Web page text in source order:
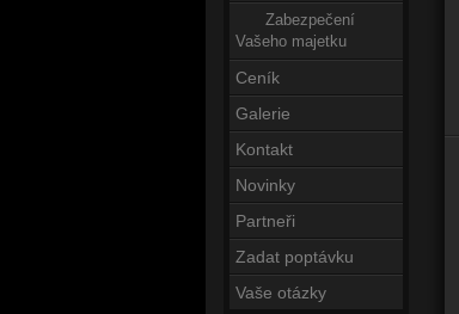
Zabezpečení
Vašeho majetku
Ceník
Galerie
Kontakt
Novinky
Partneři
Zadat poptávku
Vaše otázky